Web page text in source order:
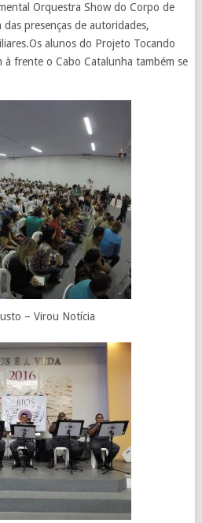
Orquestra Show do Corpo de
presenças de autoridades,
alunos do Projeto Tocando
frente o Cabo Catalunha também se
– Virou Notícia